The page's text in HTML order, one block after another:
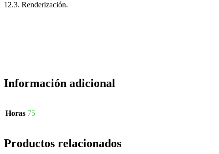
12.3. Renderización.
Información adicional
Horas 75
Productos relacionados